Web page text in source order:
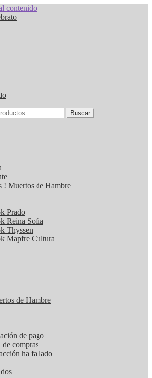
contenido
Buscar
! Muertos de Hambre
Prado
Reina Sofia
Thyssen
Mapfre Cultura
de Hambre
de pago
compras
ha fallado